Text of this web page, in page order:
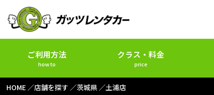
ご利用方法
how to
クラス・料金
price
HOME 店舗を探す 茨城県 土浦店